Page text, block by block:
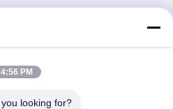
อรับส่วนลดและอื่นๆ
4:56 PM
looking for?